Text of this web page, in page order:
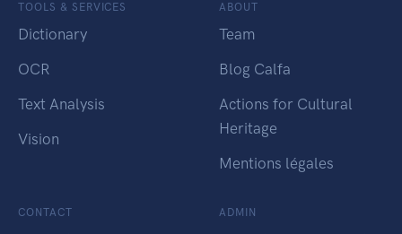
TOOLS & SERVICES
Dictionary
OCR
Text Analysis
Vision
ABOUT
Team
Blog Calfa
Actions for Cultural
Heritage
Mentions légales
CONTACT ADMIN